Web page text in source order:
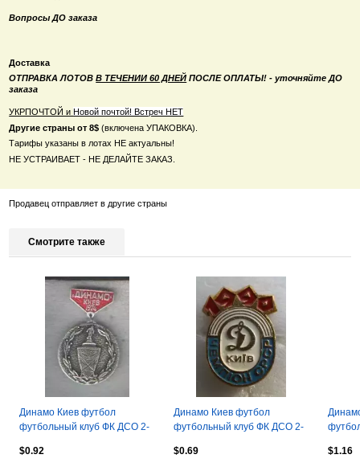
Вопросы ДО заказа
Доставка
ОТПРАВКА ЛОТОВВ ТЕЧЕНИИ 60 ДНЕЙ ПОСЛЕ ОПЛАТЫ! - уточняйте ДО
заказа
УКРПОЧТОЙ и Новой почтой! Встреч НЕТ
Другие страны от 8$ (включена УПАКОВКА).
Тарифы указаны в лотах НЕ актуальны!
НЕ УСТРАИВАЕТ - НЕ ДЕЛАЙТЕ ЗАКАЗ.
Продавец отправляет в другие страны
Смотрите также
Динамо Киев футбол
футбольный клуб ФК ДСО 2-
$0.92
Динамо Киев футбол
футбольный клуб ФК ДСО 2-
$0.69
$1.16